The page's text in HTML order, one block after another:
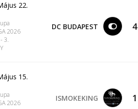
22.
2026
3.
DC BUDAPEST 4
15.
2026
ISMOKEKING 1